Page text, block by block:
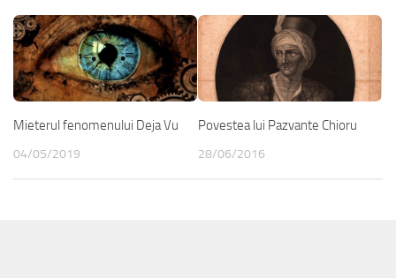
Mieterul fenomenului Deja Vu
04/05/2019
Povestea lui Pazvante Chioru
28/06/2016